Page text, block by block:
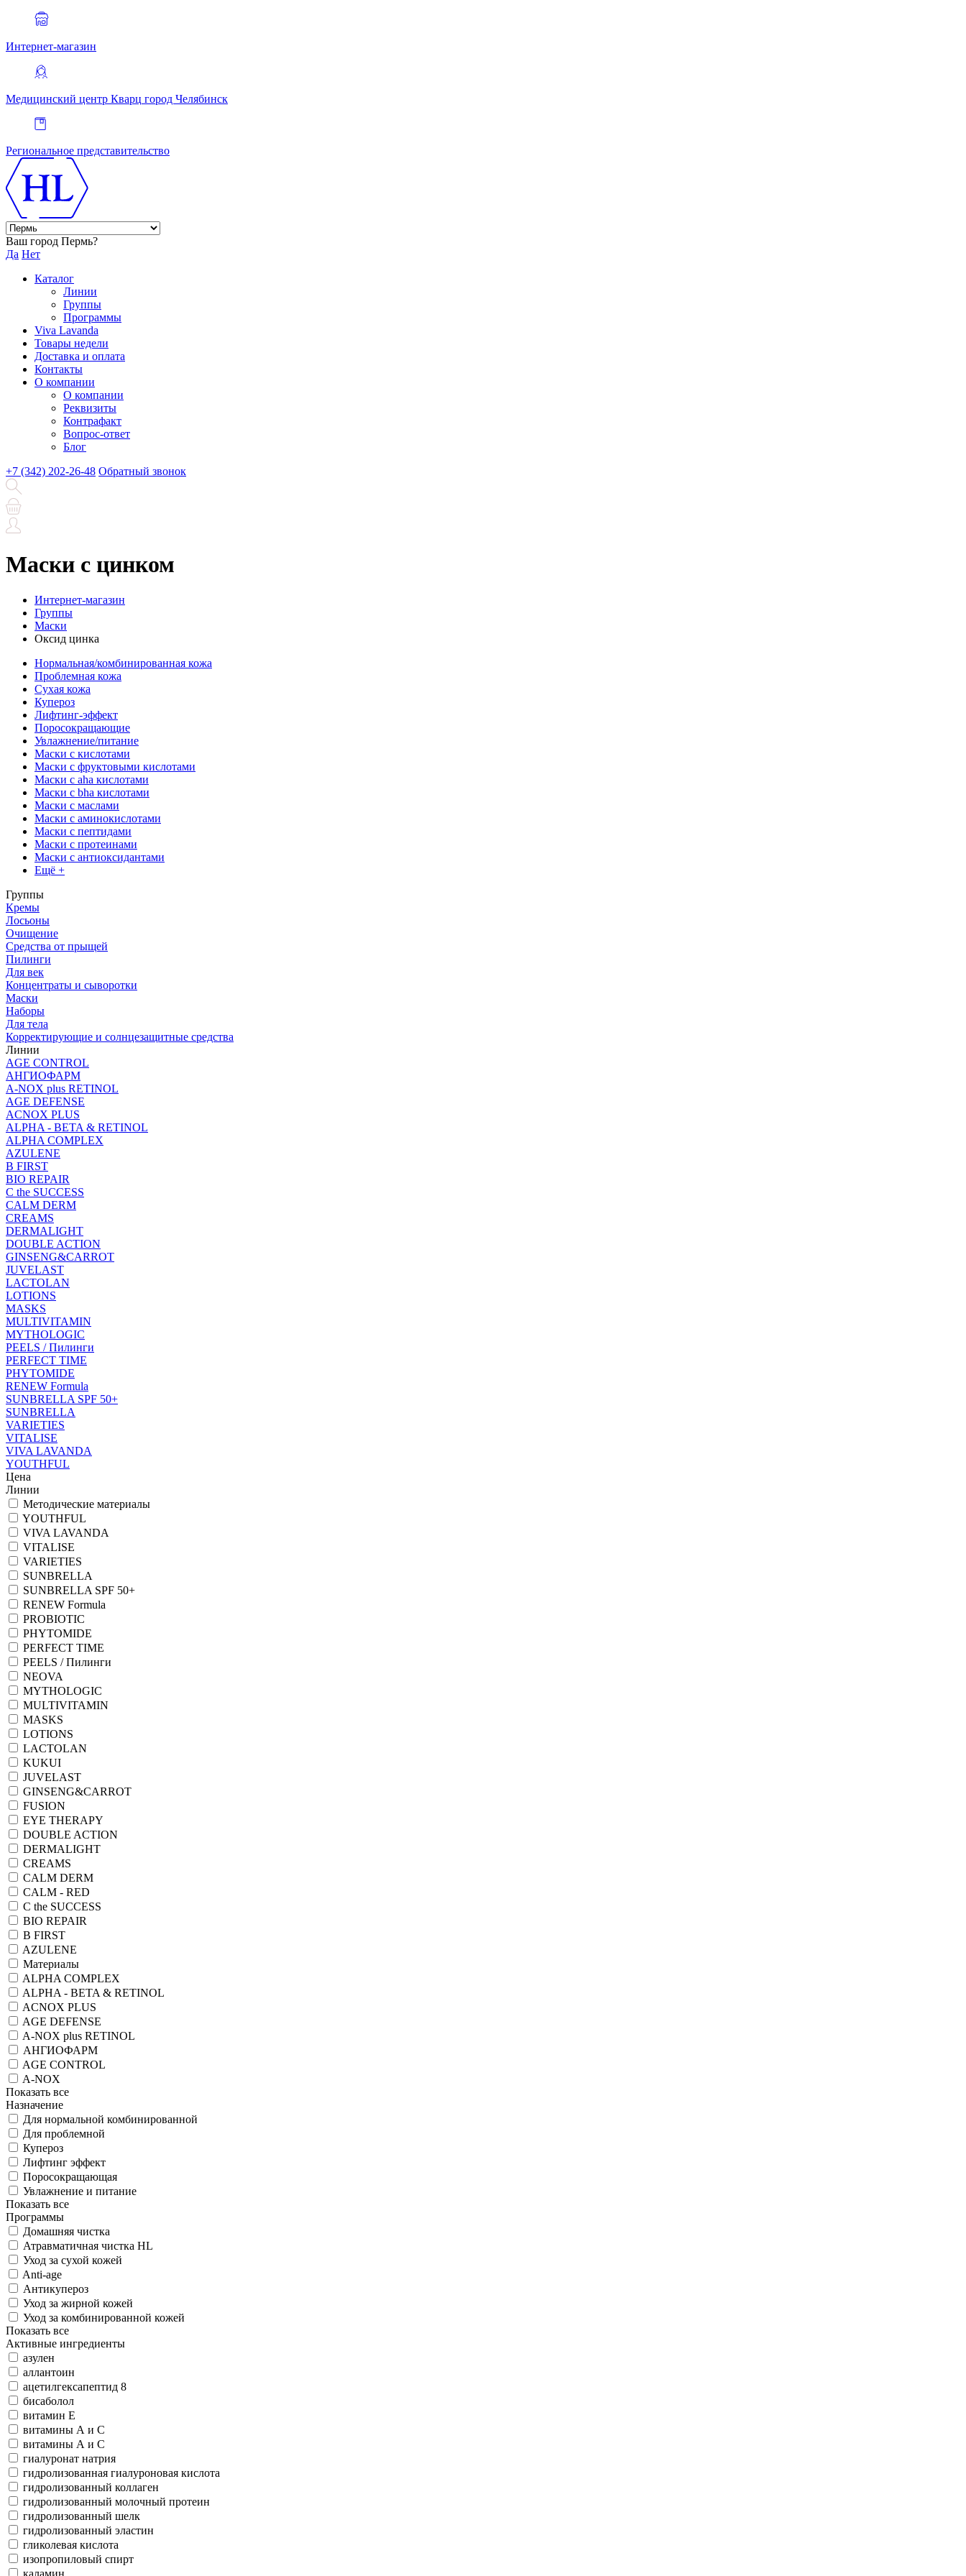
Интернет-магазин
Медицинский центр Кварц город Челябинск
Региональное представительство
Ваш город Пермь?
Да Нет
Каталог
Линии
Группы
Программы
Viva Lavanda
Товары недели
Доставка и оплата
Контакты
О компании
О компании
Реквизиты
Контрафакт
Вопрос-ответ
Блог
+7 (342) 202-26-48 Обратный звонок
Маски с цинком
Интернет-магазин
Группы
Маски
Оксид цинка
Нормальная/комбинированная кожа
Проблемная кожа
Сухая кожа
Купероз
Лифтинг-эффект
Поросокращающие
Увлажнение/питание
Маски с кислотами
Маски с фруктовыми кислотами
Маски с aha кислотами
Маски с bha кислотами
Маски с маслами
Маски с аминокислотами
Маски с пептидами
Маски с протеинами
Маски с антиоксидантами
Ещё +
Группы
Кремы
Лосьоны
Очищение
Средства от прыщей
Пилинги
Для век
Концентраты и сыворотки
Маски
Наборы
Для тела
Корректирующие и солнцезащитные средства
Линии
AGE CONTROL
АНГИОФАРМ
A-NOX plus RETINOL
AGE DEFENSE
ACNOX PLUS
ALPHA - BETA & RETINOL
ALPHA COMPLEX
AZULENE
B FIRST
BIO REPAIR
C the SUCCESS
CALM DERM
CREAMS
DERMALIGHT
DOUBLE ACTION
GINSENG&CARROT
JUVELAST
LACTOLAN
LOTIONS
MASKS
MULTIVITAMIN
MYTHOLOGIC
PEELS / Пилинги
PERFECT TIME
PHYTOMIDE
RENEW Formula
SUNBRELLA SPF 50+
SUNBRELLA
VARIETIES
VITALISE
VIVA LAVANDA
YOUTHFUL
Цена
Линии
Методические материалы
YOUTHFUL
VIVA LAVANDA
VITALISE
VARIETIES
SUNBRELLA
SUNBRELLA SPF 50+
RENEW Formula
PROBIOTIC
PHYTOMIDE
PERFECT TIME
PEELS / Пилинги
NEOVA
MYTHOLOGIC
MULTIVITAMIN
MASKS
LOTIONS
LACTOLAN
KUKUI
JUVELAST
GINSENG&CARROT
FUSION
EYE THERAPY
DOUBLE ACTION
DERMALIGHT
CREAMS
CALM DERM
CALM - RED
C the SUCCESS
BIO REPAIR
B FIRST
AZULENE
Материалы
ALPHA COMPLEX
ALPHA - BETA & RETINOL
ACNOX PLUS
AGE DEFENSE
A-NOX plus RETINOL
АНГИОФАРМ
AGE CONTROL
A-NOX
Показать все
Назначение
Для нормальной комбинированной
Для проблемной
Купероз
Лифтинг эффект
Поросокращающая
Увлажнение и питание
Показать все
Программы
Домашняя чистка
Атравматичная чистка HL
Уход за сухой кожей
Anti-age
Антикупероз
Уход за жирной кожей
Уход за комбинированной кожей
Показать все
Активные ингредиенты
азулен
аллантоин
ацетилгексапептид 8
бисаболол
витамин Е
витамины А и С
витамины А и С
гиалуронат натрия
гидролизованная гиалуроновая кислота
гидролизованный коллаген
гидролизованный молочный протеин
гидролизованный шелк
гидролизованный эластин
гликолевая кислота
изопропиловый спирт
каламин